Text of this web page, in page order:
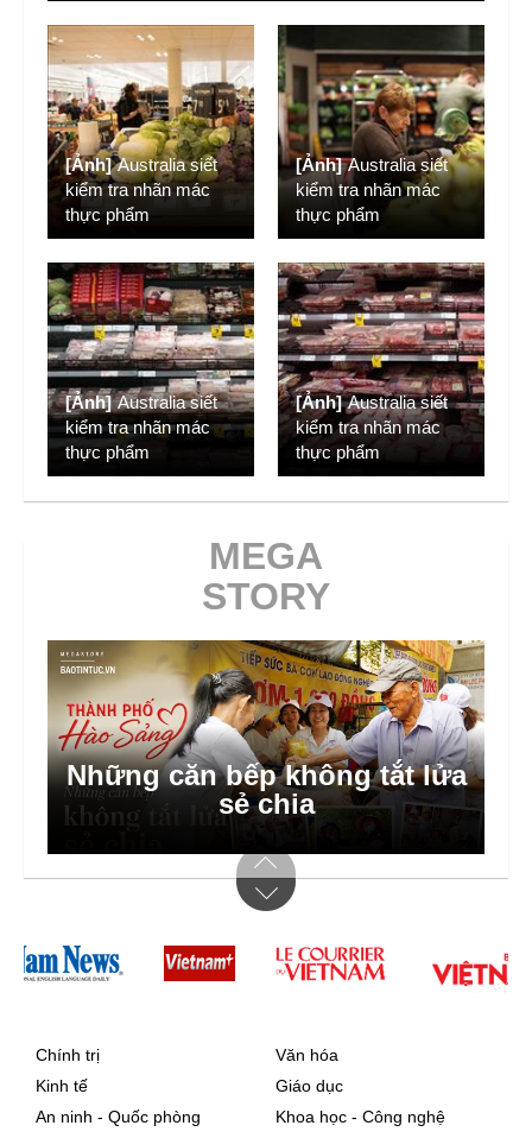
[Ảnh] Australia siết
kiểm tra nhãn mác
thực phẩm
[Ảnh] Australia siết
kiểm tra nhãn mác
thực phẩm
[Ảnh] Australia siết
kiểm tra nhãn mác
thực phẩm
[Ảnh] Australia siết
kiểm tra nhãn mác
thực phẩm
MEGA
STORY
Những căn bếp không tắt lửa
sẻ chia
Bước nhảy số ở thôn bản
Chính trị
Kinh tế
An ninh - Quốc phòng
Văn hóa
Giáo dục
Khoa học - Công nghệ